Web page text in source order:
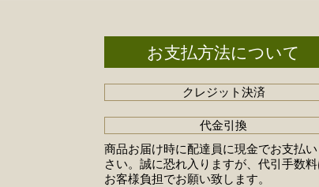
お支払方法について
クレジット決済
代金引換
商品お届け時に配達員に現金でお支払
さい。誠に恐れ入りますが、代引手数料
お客様負担でお願い致します。